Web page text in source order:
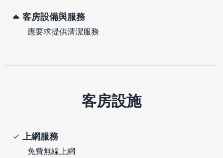
客房設備與服務
應要求提供清潔服務
客房設施
上網服務
免費無線上網